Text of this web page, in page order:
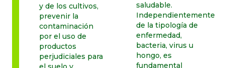
y de los cultivos,
prevenir la
contaminación
por el uso de
productos
perjudiciales para
saludable.
Independientemente
de la tipología de
enfermedad,
bacteria, virus u
hongo, es
fundamental